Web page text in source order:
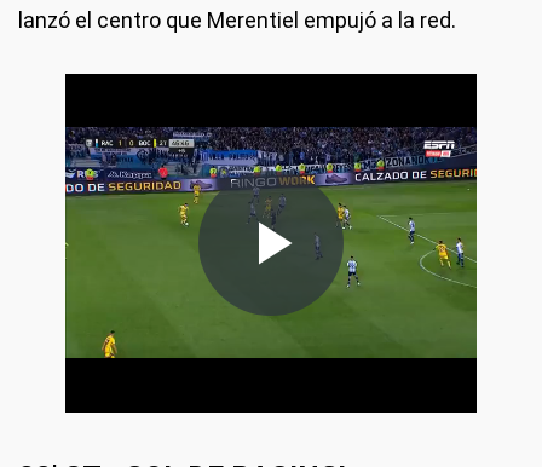
lanzó el centro que Merentiel empujó a la red.